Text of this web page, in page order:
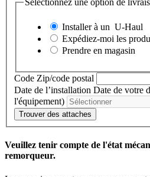
Sélectionnez une option de
Installer à un U-Haul
Expédiez-moi les
Prendre en magasin
Code Zip/code postal
Date de l’installation Date de votre
l'équipement)
Trouver des attaches
Veuillez tenir compte de l'état
remorqueur.